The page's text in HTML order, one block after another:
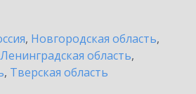
, Новгородская область,
область,
, Тверская область